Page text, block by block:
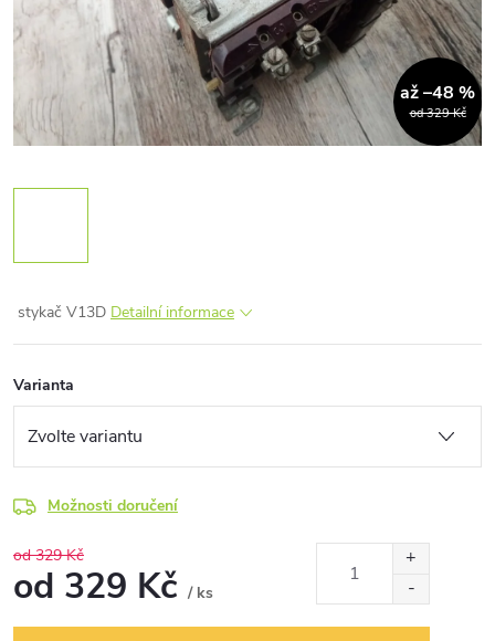
od 329 Kč
až –48 %
stykač V13D Detailní informace
Varianta
Možnosti doručení
od 329 Kč
od 329 Kč / ks